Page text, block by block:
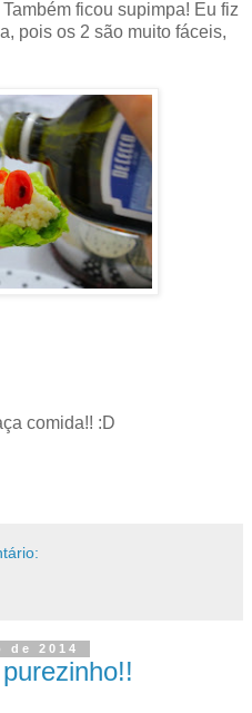
ficou supimpa! Eu fiz
pois os 2 são muito fáceis,
comida!! :D
de 2014